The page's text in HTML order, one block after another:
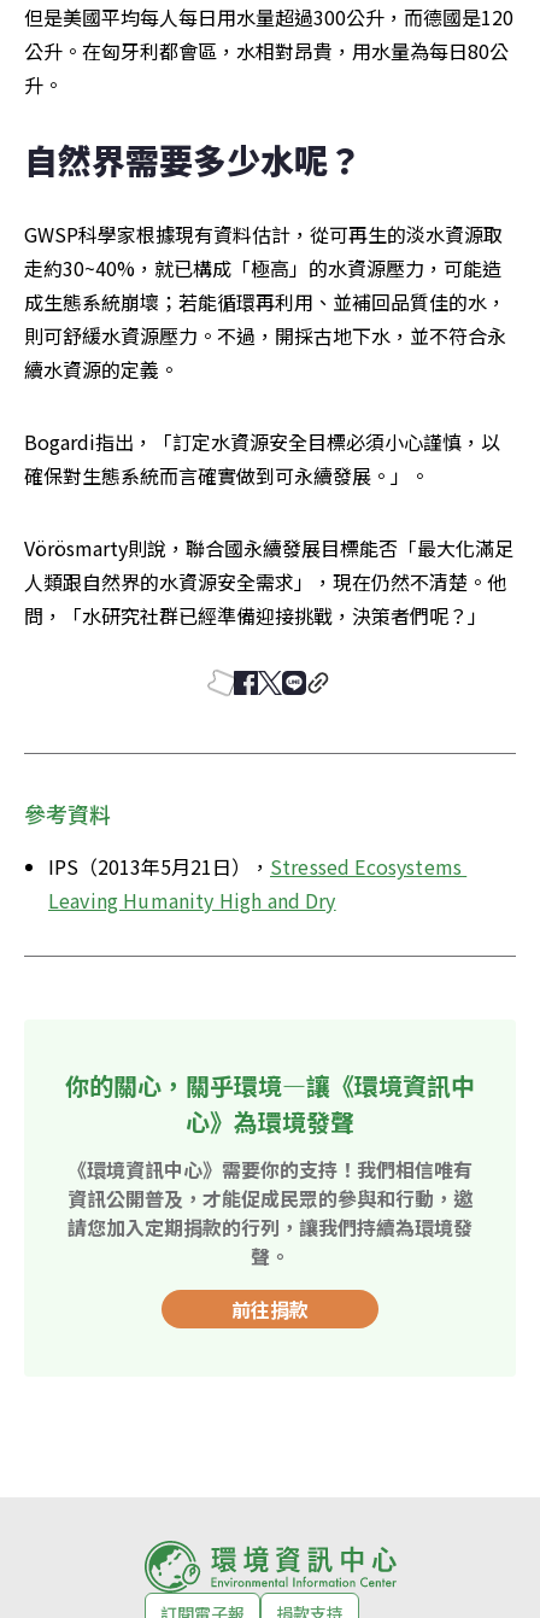
但是美國平均每人每日用水量超過300公升，而德國是120
公升。在匈牙利都會區，水相對昂貴，用水量為每日80公
升。
自然界需要多少水呢？
GWSP科學家根據現有資料估計，從可再生的淡水資源取
走約30~40%，就已構成「極高」的水資源壓力，可能造
成生態系統崩壞；若能循環再利用、並補回品質佳的水，
則可舒緩水資源壓力。不過，開採古地下水，並不符合永
續水資源的定義。
Bogardi指出，「訂定水資源安全目標必須小心謹慎，以
確保對生態系統而言確實做到可永續發展。」。
Vörösmarty則說，聯合國永續發展目標能否「最大化滿足
人類跟自然界的水資源安全需求」，現在仍然不清楚。他
問，「水研究社群已經準備迎接挑戰，決策者們呢？」
參考資料
IPS（2013年5月21日）， Stressed Ecosystems
Leaving Humanity High and Dry
你的關心，關乎環境—讓《環境資訊中
心》為環境發聲
《環境資訊中心》需要你的支持！我們相信唯有
資訊公開普及，才能促成民眾的參與和行動，邀
請您加入定期捐款的行列，讓我們持續為環境發
聲。
前往捐款
訂閱電子報 捐款支持